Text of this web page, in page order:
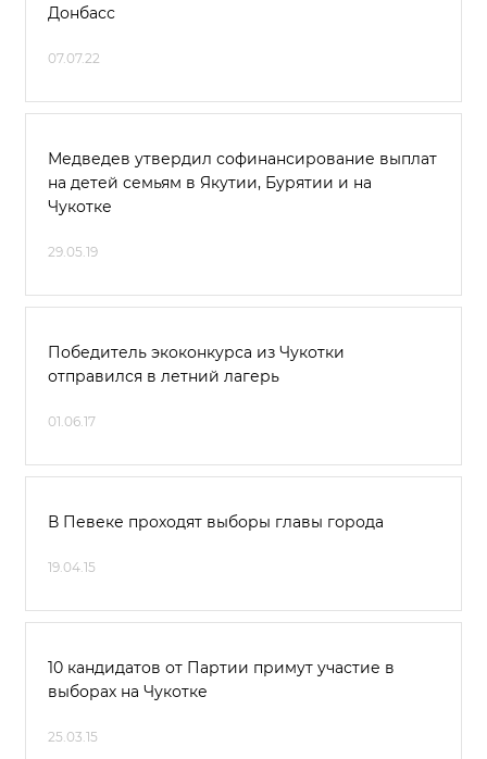
Донбасс
07.07.22
Медведев утвердил софинансирование выплат
на детей семьям в Якутии, Бурятии и на
Чукотке
29.05.19
Победитель экоконкурса из Чукотки
отправился в летний лагерь
01.06.17
В Певеке проходят выборы главы города
19.04.15
10 кандидатов от Партии примут участие в
выборах на Чукотке
25.03.15